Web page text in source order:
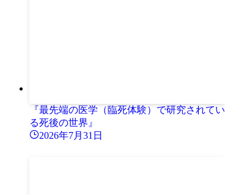
『最先端の医学（臨死体験）で研究されてい
る死後の世界』
2026年7月31日